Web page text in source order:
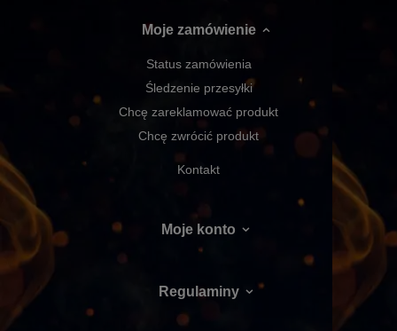
Moje zamówienie
Status zamówienia
Śledzenie przesyłki
Chcę zareklamować produkt
Chcę zwrócić produkt
Kontakt
Moje konto
Regulaminy